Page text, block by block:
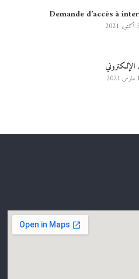
Demande d’accès à
الإلكتروني